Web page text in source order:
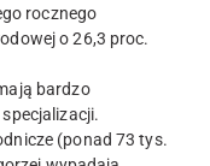
rocznego
o 26,3 proc.
bardzo
(ponad 73 tys.